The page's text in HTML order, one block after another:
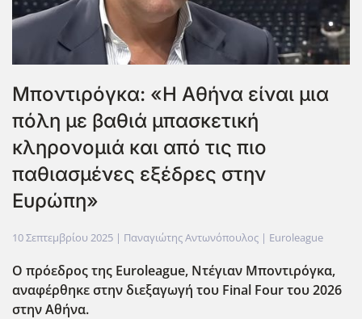
Μποντιρόγκα: «Η Αθήνα είναι μια
πόλη με βαθιά μπασκετική
κληρονομιά και από τις πιο
παθιασμένες εξέδρες στην
Ευρώπη»
10 Σεπτεμβρίου 2025 | Παναγιώτης Αντωνόπουλος | Euroleague
Ο πρόεδρος της Euroleague, Ντέγιαν Μποντιρόγκα,
αναφέρθηκε στην διεξαγωγή του Final Four του 2026
στην Αθήνα.